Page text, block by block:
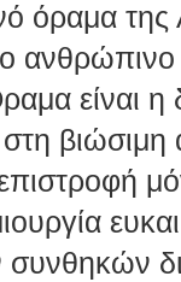
όραμα
είναι η